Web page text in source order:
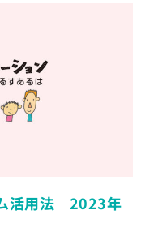
ム活用法 2023年